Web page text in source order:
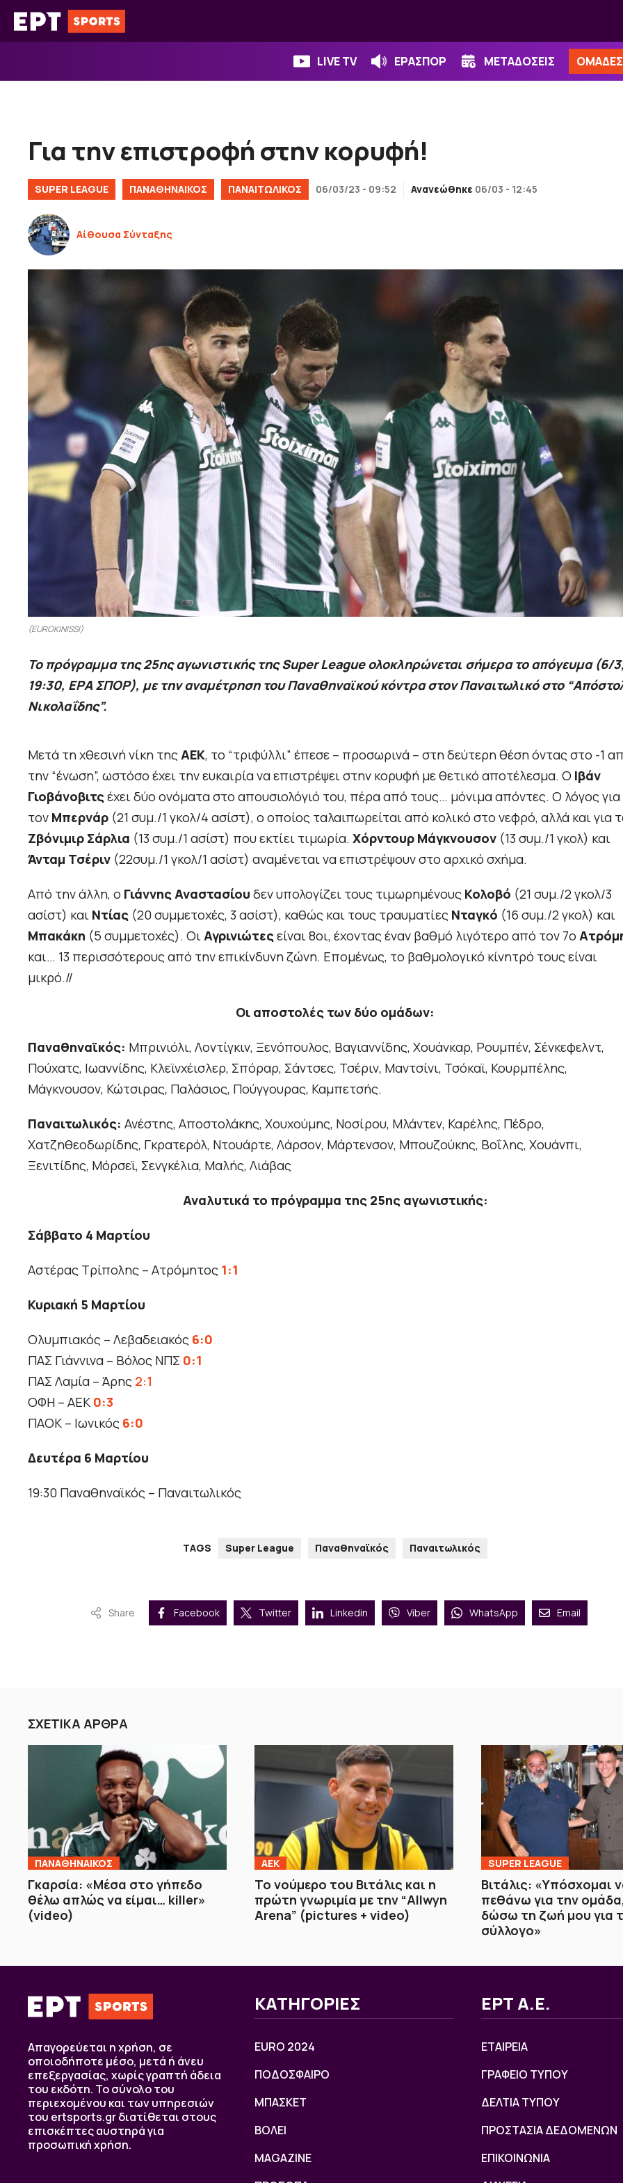
Μετάβαση
σε
LIVE TV ΕΡΑΣΠΟΡ ΜΕΤΑΔΟΣΕΙΣ ΟΜΑΔΕΣ
Για την επιστροφή στην κορυφή!
SUPER LEAGUE ΠΑΝΑΘΗΝΑΙΚΟΣ ΠΑΝΑΙΤΩΛΙΚΟΣ 06/03/23 - 09:52 Ανανεώθηκε 06/03 - 12:45
Αίθουσα Σύνταξης
(EUROKINISSI)
Το πρόγραμμα της 25ης αγωνιστικής της Super League ολοκληρώνεται σήμερα το απόγευμα (6/
19:30, ΕΡΑ ΣΠΟΡ), με την αναμέτρηση του Παναθηναϊκού κόντρα στον Παναιτωλικό στο
Νικολαΐδης”.
Μετά τη χθεσινή νίκη τηςΑΕΚ, το “τριφύλλι” έπεσε – προσωρινά – στη δεύτερη θέση όντας στο -1
την “ένωση”, ωστόσο έχει την ευκαιρία να επιστρέψει στην κορυφή με θετικό αποτέλεσμα. Ο Ιβάν
Γιοβάνοβιτς έχει δύο ονόματα στο απουσιολόγιό του, πέρα από τους… μόνιμα απόντες. Ο λόγος για
τον Μπερνάρ (21 συμ./1 γκολ/4 ασίστ), ο οποίος ταλαιπωρείται από κολικό στο νεφρό, αλλά και για
Ζβόνιμιρ Σάρλια (13 συμ./1 ασίστ) που εκτίει τιμωρία. Χόρντουρ Μάγκνουσον (13 συμ./1 γκολ) και
Άνταμ Τσέριν (22συμ./1 γκολ/1 ασίστ) αναμένεται να επιστρέψουν στο αρχικό σχήμα.
Από την άλλη, ο Γιάννης Αναστασίου δεν υπολογίζει τους τιμωρημένους Κολοβό (21 συμ./2 γκολ/3
ασίστ) και Ντίας (20 συμμετοχές, 3 ασίστ), καθώς και τους τραυματίες Νταγκό (16 συμ./2 γκολ) και
Μπακάκη (5 συμμετοχές). ΟιΑγρινιώτες είναι 8οι, έχοντας έναν βαθμό λιγότερο από τον 7ο
και… 13 περισσότερους από την επικίνδυνη ζώνη. Επομένως, το βαθμολογικό κίνητρό τους είναι
μικρό.//
Οι αποστολές των δύο ομάδων:
Παναθηναϊκός: Μπρινιόλι, Λοντίγκιν, Ξενόπουλος, Βαγιαννίδης, Χουάνκαρ, Ρουμπέν, Σένκεφελντ,
Πούχατς, Ιωαννίδης, Κλεϊνχέισλερ, Σπόραρ, Σάντσες, Τσέριν, Μαντσίνι, Τσόκαϊ, Κουρμπέλης,
Μάγκνουσον, Κώτσιρας, Παλάσιος, Πούγγουρας, Καμπετσής.
Παναιτωλικός: Ανέστης, Αποστολάκης, Χουχούμης, Νοσίρου, Μλάντεν, Καρέλης, Πέδρο,
Χατζηθεοδωρίδης, Γκρατερόλ, Ντουάρτε, Λάρσον, Μάρτενσον, Μπουζούκης, Βοΐλης, Χουάνπι,
Ξενιτίδης, Μόρσεϊ, Σενγκέλια, Μαλής, Λιάβας
Αναλυτικά το πρόγραμμα της 25ης αγωνιστικής:
Σάββατο 4 Μαρτίου
Αστέρας Τρίπολης – Ατρόμητος 1:1
Κυριακή 5 Μαρτίου
Ολυμπιακός – Λεβαδειακός 6:0
ΠΑΣ Γιάννινα – Βόλος ΝΠΣ 0:1
ΠΑΣ Λαμία – Άρης 2:1
ΟΦΗ – ΑΕΚ 0:3
ΠΑΟΚ – Ιωνικός 6:0
Δευτέρα 6 Μαρτίου
19:30 Παναθηναϊκός – Παναιτωλικός
TAGS Super League Παναθηναϊκός Παναιτωλικός
Share Facebook Twitter Linkedin Viber WhatsApp Email
ΣΧΕΤΙΚΑ ΑΡΘΡΑ
ΠΑΝΑΘΗΝΑΙΚΟΣ
Γκαρσία: «Μέσα στο γήπεδο
θέλω απλώς να είμαι… killer»
(video)
ΑΕΚ
Το νούμερο του Βιτάλις και η
πρώτη γνωριμία με την “Allwyn
Arena” (pictures + video)
SUPER LEAGUE
Βιτάλις: «Υπόσχομαι
πεθάνω για την
δώσω τη ζωή μου για
σύλλογο»
Απαγορεύεται η χρήση, σε
οποιοδήποτε μέσο, μετά ή άνευ
επεξεργασίας, χωρίς γραπτή άδεια
του εκδότη. Το σύνολο του
περιεχομένου και των υπηρεσιών
του ertsports.gr διατίθεται στους
επισκέπτες αυστηρά για
προσωπική χρήση.
ΚΑΤΗΓΟΡΙΕΣ
EURO 2024
ΠΟΔΟΣΦΑΙΡΟ
ΜΠΑΣΚΕΤ
ΒOΛΕΙ
MAGAZINE
ΕΡΤ Α.Ε.
ΕΤΑΙΡΕΙΑ
ΓΡΑΦΕΙΟ ΤΥΠΟΥ
ΔΕΛΤΙΑ ΤΥΠΟΥ
ΠΡΟΣΤΑΣΙΑ ΔΕΔΟΜΕΝΩΝ
ΕΠΙΚΟΙΝΩΝΙΑ